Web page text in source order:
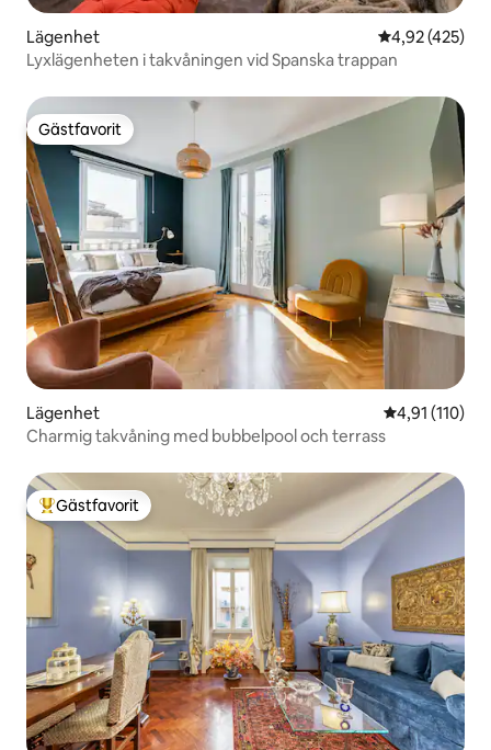
Lägenhet 4,92 av 5 i
4,92 (425)
Lyxlägenheten i takvåningen vid Spanska trappan
Gästfavorit
Gästfavorit
Lägenhet 4,91 av 5 i
4,91 (110)
Charmig takvåning med bubbelpool och terrass
Populär gästfavorit
Gästfavorit